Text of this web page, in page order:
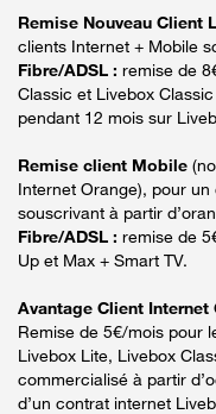
Remise Nouveau Client
clients Internet + Mobile
Fibre/ADSL : remise de
Classic et Livebox
pendant 12 mois sur
Remise client Mobile
Internet Orange), pour
souscrivant à partir
Fibre/ADSL : remise de
Up et Max + Smart TV.
Avantage Client Internet
Remise de 5€/mois pour
Livebox Lite, Livebox
commercialisé à partir
d’un contrat internet